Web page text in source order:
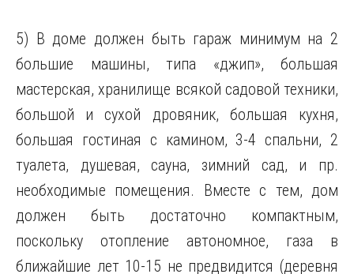
5) В доме должен быть гараж минимум на 2
большие машины, типа «джип», большая
мастерская, хранилище всякой садовой техники,
большой и сухой дровяник, большая кухня,
большая гостиная с камином, 3-4 спальни, 2
туалета, душевая, сауна, зимний сад, и пр.
необходимые помещения. Вместе с тем, дом
должен быть достаточно компактным,
поскольку отопление автономное, газа в
ближайшие лет 10-15 не предвидится (деревня